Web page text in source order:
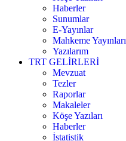
Haberler
Sunumlar
E-Yayınlar
Mahkeme Yayınları
Yazılarım
TRT GELİRLERİ
Mevzuat
Tezler
Raporlar
Makaleler
Köşe Yazıları
Haberler
İstatistik